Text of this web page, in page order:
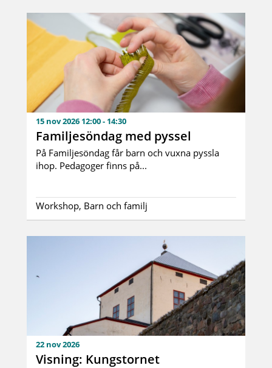
15 nov 2026 12:00 - 14:30
Familjesöndag med pyssel
På Familjesöndag får barn och vuxna pyssla
ihop. Pedagoger finns på...
Workshop, Barn och familj
22 nov 2026
Visning: Kungstornet